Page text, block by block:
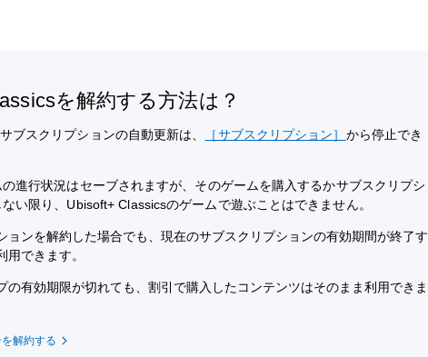
を解約する方法は？
ブスクリプションの自動更新は、 ［サブスクリプション］ から停止でき
進行状況はセーブされますが、そのゲームを購入するかサブスクリプシ
い限り、Ubisoft+ Classicsのゲームで遊ぶことはできません。
ョンを解約した場合でも、現在のサブスクリプションの有効期間が終了す
用できます。
の有効期限が切れても、割引で購入したコンテンツはそのまま利用できま
解約する